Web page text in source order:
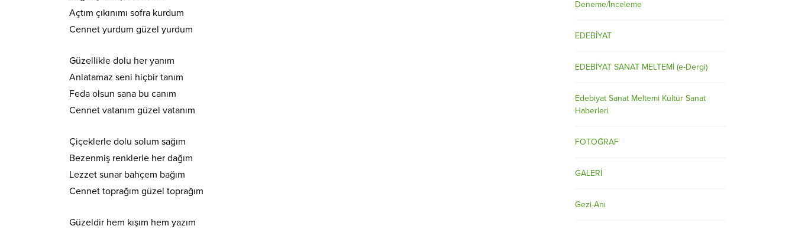
Açtım çıkınımı sofra kurdum
Cennet yurdum güzel yurdum
Güzellikle dolu her yanım
Anlatamaz seni hiçbir tanım
Feda olsun sana bu canım
Cennet vatanım güzel vatanım
Çiçeklerle dolu solum sağım
Bezenmiş renklerle her dağım
Lezzet sunar bahçem bağım
Cennet toprağım güzel toprağım
Güzeldir hem kışım hem yazım
Deneme/İnceleme
EDEBİYAT
EDEBİYAT SANAT MELTEMİ (e-Dergi)
Edebiyat Sanat Meltemi Kültür Sanat
Haberleri
FOTOĞRAF
GALERİ
Gezi-Anı